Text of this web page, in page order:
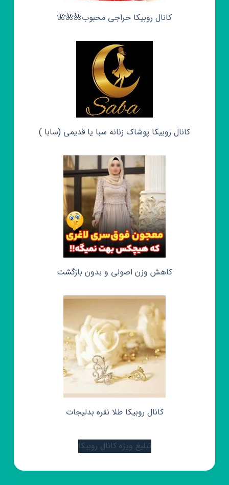
کانال روبیکا حراجی محبوب🌺🌺🌺
کانال روبیکا پوشاک زنانه سبا یا قدیمی (سابا )
کاهش وزن اصولی و بدون بازگشت
کانال روبیکا طلا نقره بدلیجات
تبلیغ ویژه کانال روبیکا